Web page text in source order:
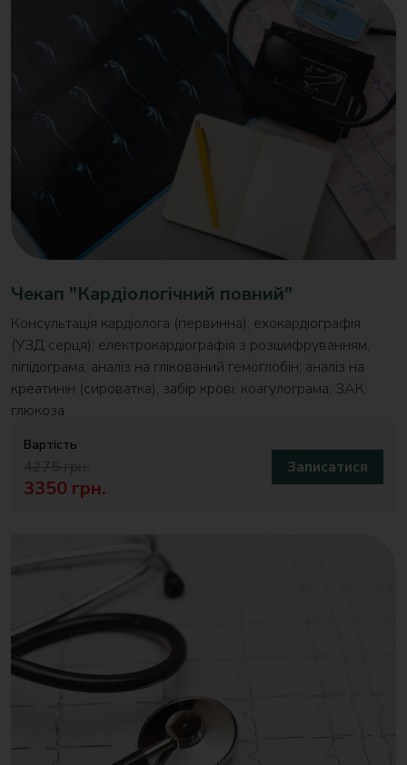
Чекап "Кардіологічний повний"
Консультація кардіолога (первинна); ехокардіографія
(УЗД серця); електрокардіографія з розшифруванням;
ліпідограма; аналіз на глікований гемоглобін; аналіз на
креатинін (сироватка); забір крові; коагулограма; ЗАК;
глюкоза.
Вартість
3350 грн.
Записатися